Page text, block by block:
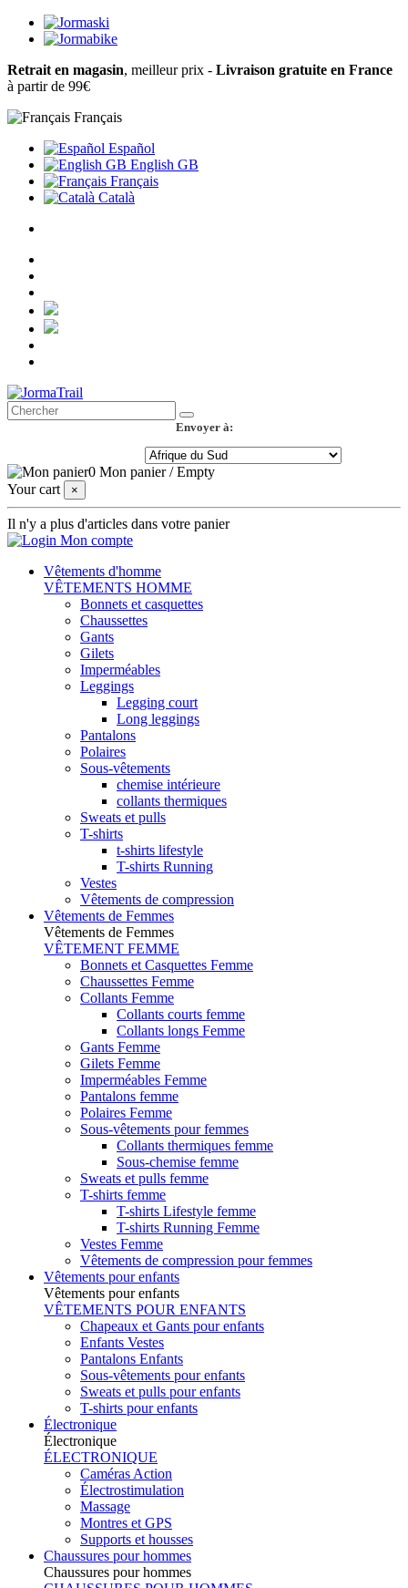
Retrait en magasin, meilleur prix - Livraison gratuite en France
à partir de 99€
Français
Español
English GB
Français
Català
Envoyer à:
0 Mon panier /Empty
Your cart
×
Il n'y a plus d'articles dans votre panier
Mon compte
Vêtements d'homme
VÊTEMENTS HOMME
Bonnets et casquettes
Chaussettes
Gants
Gilets
Imperméables
Leggings
Legging court
Long leggings
Pantalons
Polaires
Sous-vêtements
chemise intérieure
collants thermiques
Sweats et pulls
T-shirts
t-shirts lifestyle
T-shirts Running
Vestes
Vêtements de compression
Vêtements de Femmes
Vêtements de Femmes
VÊTEMENT FEMME
Bonnets et Casquettes Femme
Chaussettes Femme
Collants Femme
Collants courts femme
Collants longs Femme
Gants Femme
Gilets Femme
Imperméables Femme
Pantalons femme
Polaires Femme
Sous-vêtements pour femmes
Collants thermiques femme
Sous-chemise femme
Sweats et pulls femme
T-shirts femme
T-shirts Lifestyle femme
T-shirts Running Femme
Vestes Femme
Vêtements de compression pour femmes
Vêtements pour enfants
Vêtements pour enfants
VÊTEMENTS POUR ENFANTS
Chapeaux et Gants pour enfants
Enfants Vestes
Pantalons Enfants
Sous-vêtements pour enfants
Sweats et pulls pour enfants
T-shirts pour enfants
Électronique
Électronique
ÉLECTRONIQUE
Caméras Action
Électrostimulation
Massage
Montres et GPS
Supports et housses
Chaussures pour hommes
Chaussures pour hommes